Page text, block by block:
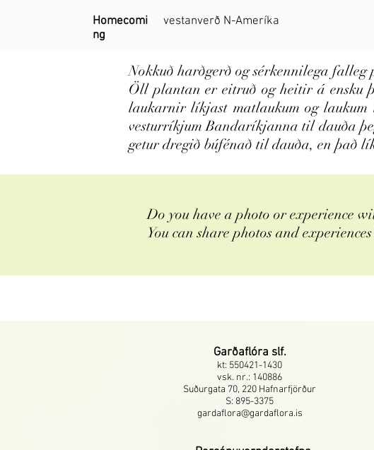
Homecomi
ng
vestanverð N-Ameríka
Nokkuð harðgerð og sérkennilega falleg
Öll plantan er eitruð og heitir á ensku
laukarnir líkjast matlaukum og
vesturríkjum Bandaríkjanna til dauða
getur dregið búfénað til dauða, en það
Do you have a photo or experience
You can share photos and experiences
Garðaflóra slf.
kt: 550421-1430
vsk. nr.: 140886
Suðurgata 70, 220 Hafnarfjörður
S: 895-3375
gardaflora@gardaflora.is